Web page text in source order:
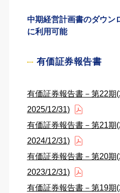
中期経営計画書のダウン
に利用可能
有価証券報告書
有価証券報告書－第22期
2025/12/31)
有価証券報告書－第21期
2024/12/31)
有価証券報告書－第20期
2023/12/31)
有価証券報告書－第19期